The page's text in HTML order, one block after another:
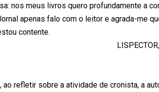
nos meus livros quero profundamente a
apenas falo com o leitor e agrada-me
contente.
ao refletir sobre a atividade de cronista, a